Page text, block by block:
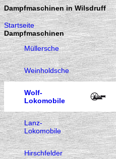
Dampfmaschinen in Wilsdruff
Startseite
Dampfmaschinen
Müllersche
Weinholdsche
Wolf-
Lokomobile
Lanz-
Lokomobile
Hirschfelder